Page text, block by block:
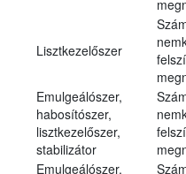
Lisztkezelőszer
Emulgeálószer,
habosítószer,
lisztkezelőszer,
stabilizátor
Emulgeálószer,